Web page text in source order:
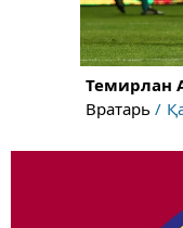
Темирлан
Вратарь